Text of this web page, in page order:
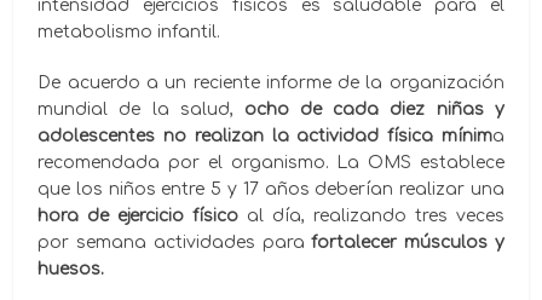
intensidad ejercicios físicos es saludable para el
metabolismo infantil.
De acuerdo a un reciente informe de la organización
mundial de la salud, ocho de cada diez niñas y
adolescentes no realizanla actividad física mínima
recomendada por el organismo. La OMS establece
que los niños entre 5 y 17 años deberían realizar una
hora de ejercicio físico al día, realizando tres veces
por semana actividades para fortalecer músculos y
huesos.